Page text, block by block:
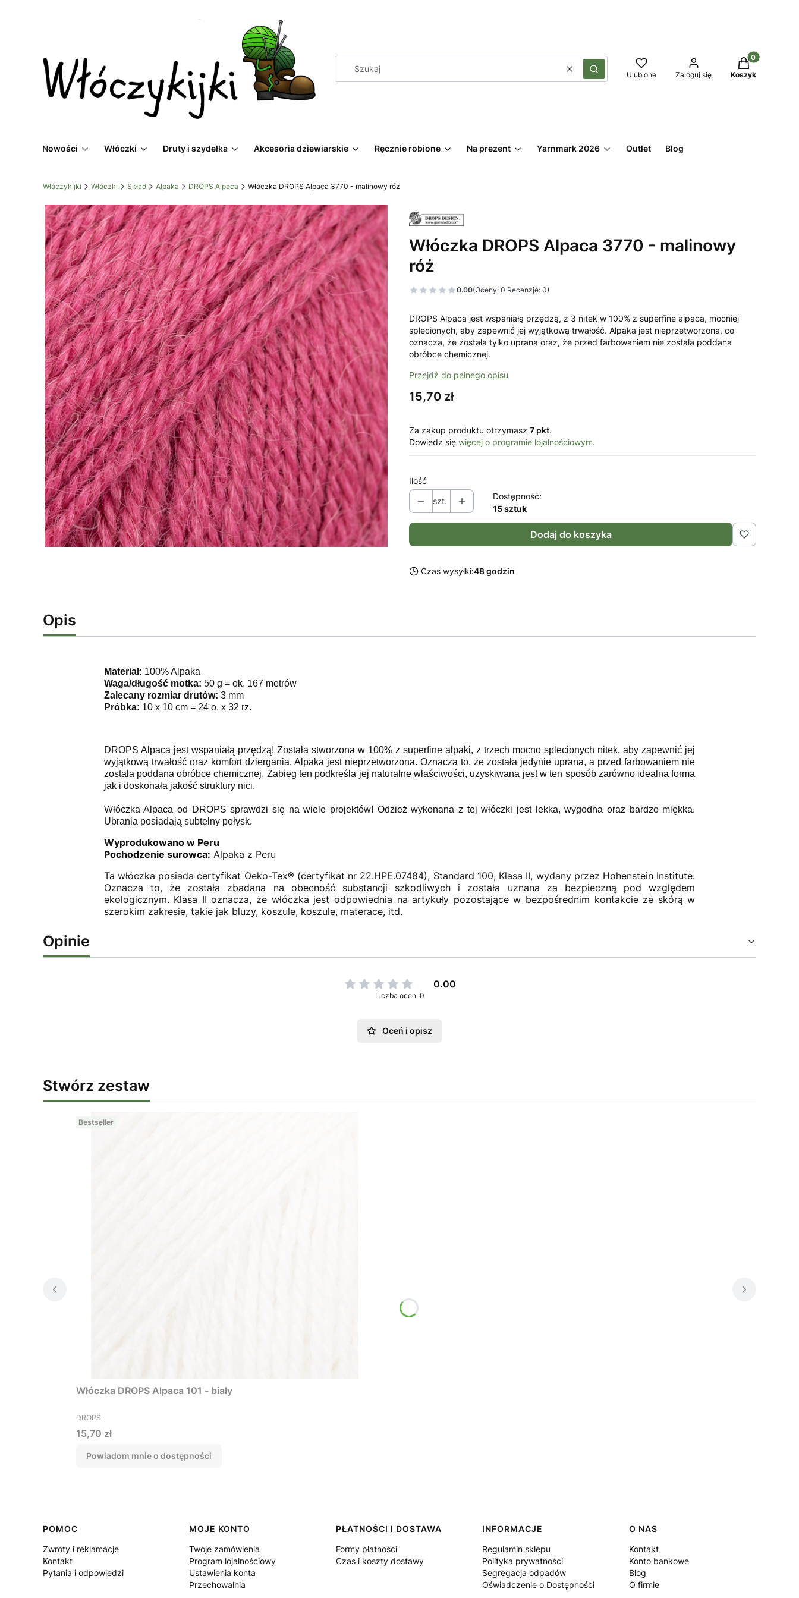
WyczyśćSzukaj Ulubione Zaloguj się
Produkty w
Koszyk
Nowości Włóczki Druty i szydełka Akcesoria dziewiarskie Ręcznie robione Na prezent Yarnmark 2026 Outlet Blog
Włóczykijki Włóczki Skład Alpaka DROPS Alpaca Włóczka DROPS Alpaca 3770 - malinowy róż
Włóczka DROPS Alpaca 3770 - malinowy
róż
0.00(Oceny: 0 Recenzje: 0)
DROPS Alpaca jest wspaniałą przędzą, z 3 nitek w 100% z superfine alpaca, mocniej
splecionych, aby zapewnić jej wyjątkową trwałość. Alpaka jest nieprzetworzona, co
oznacza, że została tylko uprana oraz, że przed farbowaniem nie została poddana
obróbce chemicznej.
Przejdź do pełnego opisu
Cena
15,70 zł
Za zakup produktu otrzymasz 7 pkt.
Dowiedz się więcej o programie lojalnościowym.
Ilość
szt.
Dostępność:
15 sztuk
Dodaj do koszyka
Czas wysyłki:48 godzin
Opis
Materiał: 100% Alpaka
Waga/długość motka: 50 g = ok. 167 metrów
Zalecany rozmiar drutów: 3 mm
Próbka: 10 x 10 cm = 24 o. x 32 rz.
DROPS Alpaca jest wspaniałą przędzą! Została stworzona w 100% z superfine alpaki, z trzech mocno splecionych nitek, aby zapewnić jej
wyjątkową trwałość oraz komfort dziergania. Alpaka jest nieprzetworzona. Oznacza to, że została jedynie uprana, a przed farbowaniem nie
została poddana obróbce chemicznej. Zabieg ten podkreśla jej naturalne właściwości, uzyskiwana jest w ten sposób zarówno idealna forma
jak i doskonała jakość struktury nici.
Włóczka Alpaca od DROPS sprawdzi się na wiele projektów! Odzież wykonana z tej włóczki jest lekka, wygodna oraz bardzo miękka.
Ubrania posiadają subtelny połysk.
Wyprodukowano w Peru
Pochodzenie surowca: Alpaka z Peru
Ta włóczka posiada certyfikat Oeko-Tex® (certyfikat nr 22.HPE.07484), Standard 100, Klasa II, wydany przez Hohenstein Institute.
Oznacza to, że została zbadana na obecność substancji szkodliwych i została uznana za bezpieczną pod względem
ekologicznym. Klasa II oznacza, że włóczka jest odpowiednia na artykuły pozostające w bezpośrednim kontakcie ze skórą w
szerokim zakresie, takie jak bluzy, koszule, koszule, materace, itd.
Opinie
0.00
Liczba ocen: 0
Oceń i opisz
Stwórz zestaw
Bestseller
Włóczka DROPS Alpaca 101 - biały
PRODUCENT
DROPS
Cena
15,70 zł
Powiadom mnie o dostępności
Linki w stopce
POMOC
Zwroty i reklamacje
Kontakt
Pytania i odpowiedzi
MOJE KONTO
Twoje zamówienia
Program lojalnościowy
Ustawienia konta
Przechowalnia
PŁATNOŚCI I DOSTAWA
Formy płatności
Czas i koszty dostawy
INFORMACJE
Regulamin sklepu
Polityka prywatności
Segregacja odpadów
Oświadczenie o Dostępności
O NAS
Kontakt
Konto bankowe
Blog
O firmie